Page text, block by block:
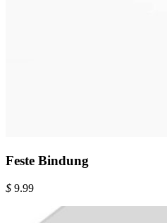
Feste Bindung
$ 9.99